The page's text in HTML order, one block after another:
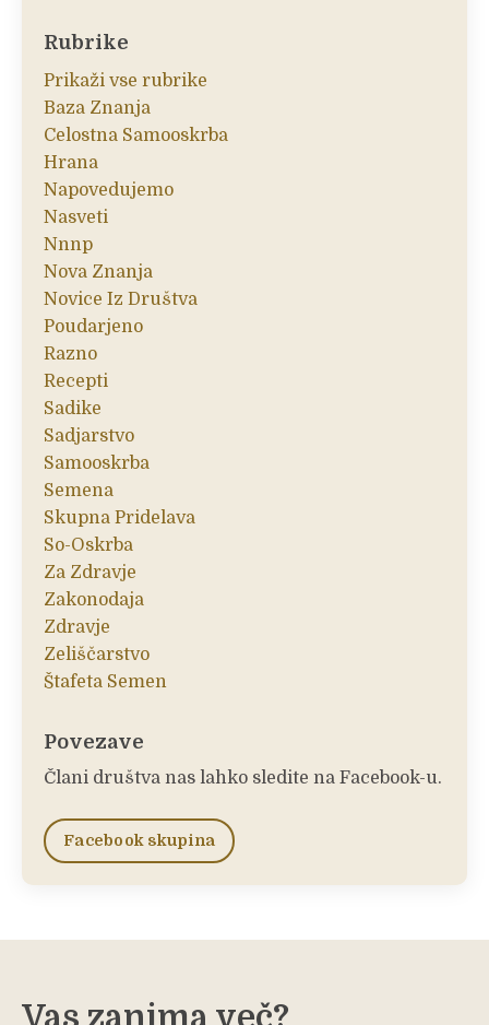
Rubrike
Prikaži vse rubrike
Baza Znanja
Celostna Samooskrba
Hrana
Napovedujemo
Nasveti
Nnnp
Nova Znanja
Novice Iz Društva
Poudarjeno
Razno
Recepti
Sadike
Sadjarstvo
Samooskrba
Semena
Skupna Pridelava
So-Oskrba
Za Zdravje
Zakonodaja
Zdravje
Zeliščarstvo
Štafeta Semen
Povezave
Člani društva nas lahko sledite na Facebook-u.
Facebook skupina
Vas zanima več?